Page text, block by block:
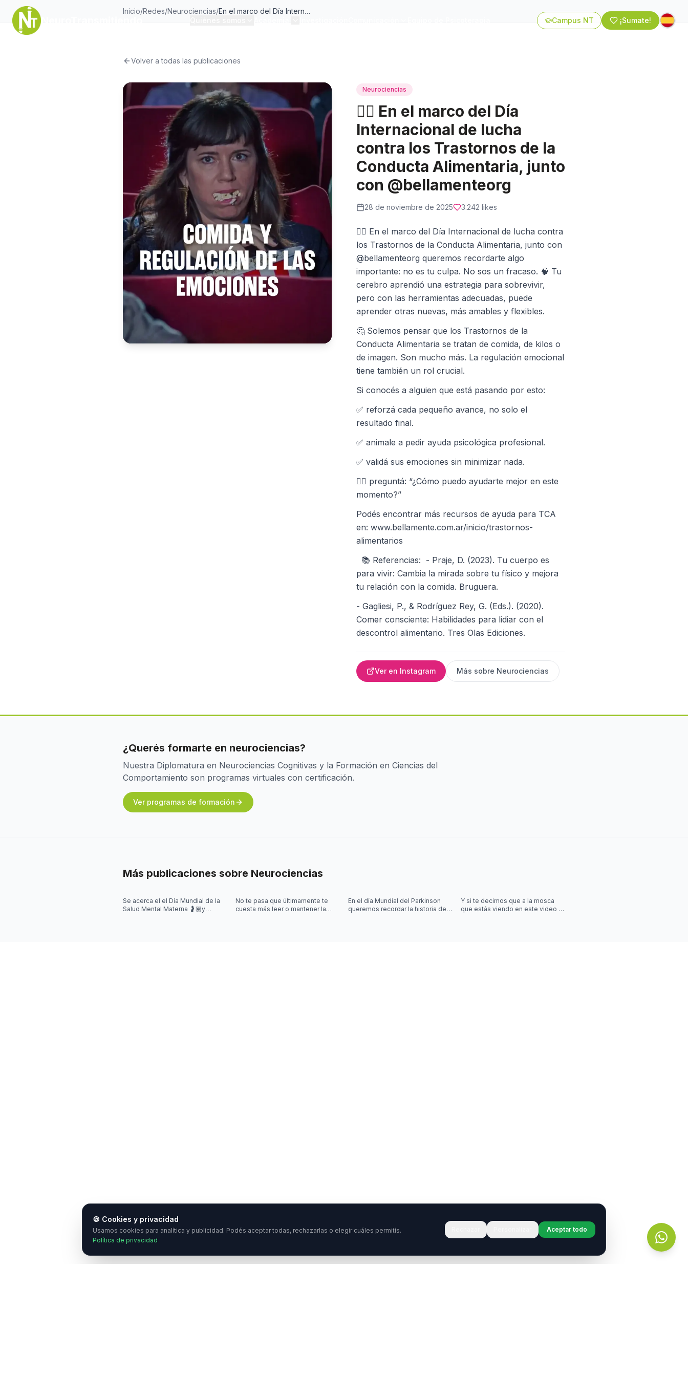
Campus NT ¡Sumate!
Inicio/Redes/Neurociencias/ En el marco del Día Internacional de lucha contra los Trastornos de la Conducta Alimentaria, junto con @bellamenteorg
Volver a todas las publicaciones
Neurociencias
👉🏼 En el marco del Día
Internacional de lucha
contra los Trastornos de la
Conducta Alimentaria, junto
con @bellamenteorg
28 de noviembre de 2025 3.242 likes
👉🏼 En el marco del Día Internacional de lucha contra
los Trastornos de la Conducta Alimentaria, junto con
@bellamenteorg queremos recordarte algo
importante: no es tu culpa. No sos un fracaso. 🧠 Tu
cerebro aprendió una estrategia para sobrevivir,
pero con las herramientas adecuadas, puede
aprender otras nuevas, más amables y flexibles.
🤔 Solemos pensar que los Trastornos de la
Conducta Alimentaria se tratan de comida, de kilos o
de imagen. Son mucho más. La regulación emocional
tiene también un rol crucial.
Si conocés a alguien que está pasando por esto:
✅ reforzá cada pequeño avance, no solo el
resultado final.
✅ animale a pedir ayuda psicológica profesional.
✅ validá sus emociones sin minimizar nada.
👉🏼 preguntá: “¿Cómo puedo ayudarte mejor en este
momento?”
Podés encontrar más recursos de ayuda para TCA
en: www.bellamente.com.ar/inicio/trastornos-
alimentarios
📚 Referencias: - Praje, D. (2023). Tu cuerpo es
para vivir: Cambia la mirada sobre tu físico y mejora
tu relación con la comida. Bruguera.
- Gagliesi, P., & Rodríguez Rey, G. (Eds.). (2020).
Comer consciente: Habilidades para lidiar con el
descontrol alimentario. Tres Olas Ediciones.
Ver en Instagram Más sobre Neurociencias
¿Querés formarte en neurociencias?
Nuestra Diplomatura en Neurociencias Cognitivas y la Formación en Ciencias del
Comportamiento son programas virtuales con certificación.
Ver programas de formación
Más publicaciones sobre Neurociencias
Se acerca el el Día Mundial de la
Salud Mental Materna 🤰🏽y
No te pasa que últimamente te
cuesta más leer o mantener la
En el día Mundial del Parkinson
queremos recordar la historia de
Y si te decimos que a la mosca
que estás viendo en este video la
🍪 Cookies y privacidad
Usamos cookies para analítica y publicidad. Podés aceptar todas, rechazarlas o elegir cuáles permitís.
Política de privacidad
Aceptar todo